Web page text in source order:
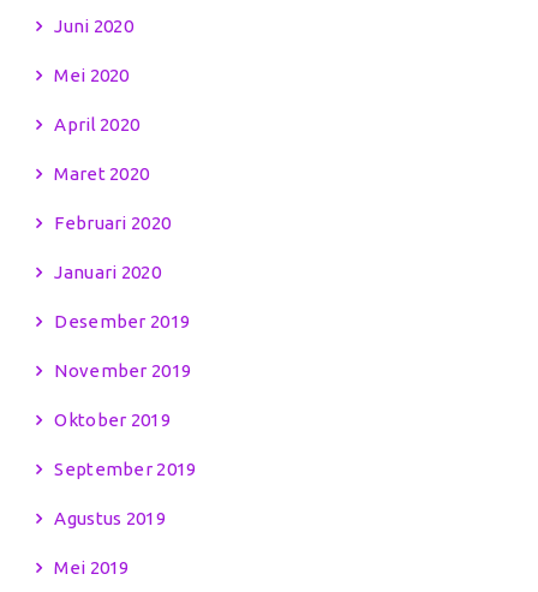
Juni 2020
Mei 2020
April 2020
Maret 2020
Februari 2020
Januari 2020
Desember 2019
November 2019
Oktober 2019
September 2019
Agustus 2019
Mei 2019